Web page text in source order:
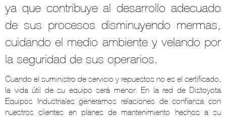
ya que contribuye al desarrollo adecuado
de sus procesos disminuyendo mermas,
cuidando el medio ambiente y velando por
la seguridad de sus operarios.
Cuando el suministro de servicio y repuestos no es el certificado,
la vida útil de su equipo será menor. En la red de Distoyota
Equipos Industriales generamos relaciones de confianza con
nuestros clientes en planes de mantenimiento hechos a su